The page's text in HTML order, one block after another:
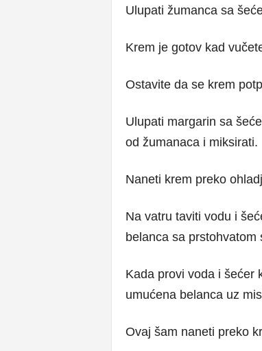
Ulupati žumanca sa
Krem je gotov kad
Ostavite da se krem
Ulupati margarin sa
od žumanaca i miksirati.
Naneti krem preko
Na vatru taviti vodu i
belanca sa prstohvatom
Kada provi voda i šećer
umućena belanca uz
Ovaj šam naneti preko